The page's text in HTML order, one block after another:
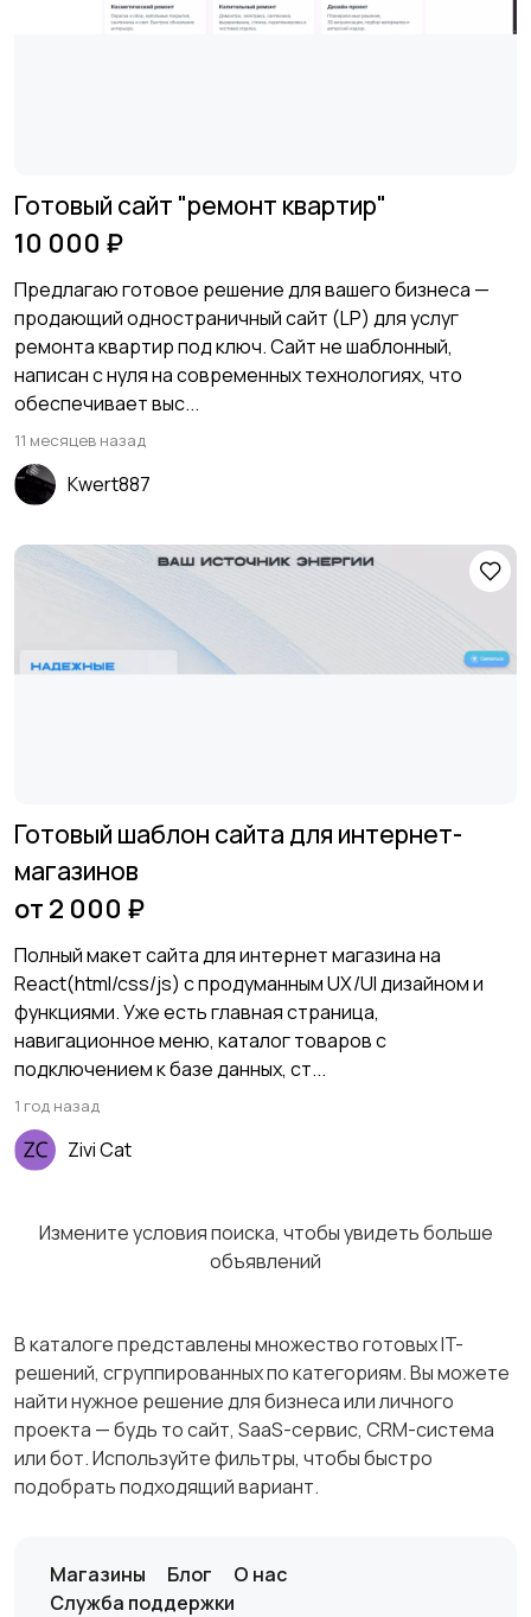
Готовый сайт "ремонт квартир"
10 000 ₽
Предлагаю готовое решение для вашего бизнеса —
продающий одностраничный сайт (LP) для услуг
ремонта квартир под ключ. Сайт не шаблонный,
написан с нуля на современных технологиях, что
обеспечивает выс...
11 месяцев назад
Kwert887
Готовый шаблон сайта для интернет-
магазинов
от 2 000 ₽
Полный макет сайта для интернет магазина на
React(html/css/js) с продуманным UX/UI дизайном и
функциями. Уже есть главная страница,
навигационное меню, каталог товаров с
подключением к базе данных, ст...
1 год назад
Zivi Cat
Измените условия поиска, чтобы увидеть больше
объявлений
В каталоге представлены множество готовых IT-
решений, сгруппированных по категориям. Вы можете
найти нужное решение для бизнеса или личного
проекта — будь то сайт, SaaS-сервис, CRM-система
или бот. Используйте фильтры, чтобы быстро
подобрать подходящий вариант.
Магазины Блог
О нас
Служба поддержки